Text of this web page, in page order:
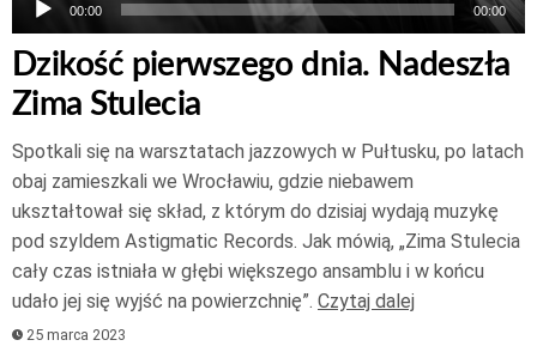
00:00 00:00
Dzikość pierwszego dnia. Nadeszła
Zima Stulecia
Spotkali się na warsztatach jazzowych w Pułtusku, po latach
obaj zamieszkali we Wrocławiu, gdzie niebawem
ukształtował się skład, z którym do dzisiaj wydają muzykę
pod szyldem Astigmatic Records. Jak mówią, „Zima Stulecia
cały czas istniała w głębi większego ansamblu i w końcu
udało jej się wyjść na powierzchnię”. Czytaj dalej
25 marca 2023